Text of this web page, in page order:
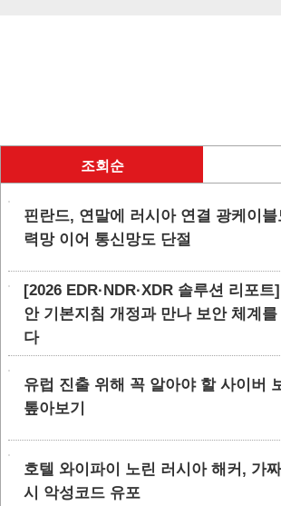
조회순
핀란드, 연말에 러시아 연결 광케이
력망 이어 통신망도 단절
[2026 EDR·NDR·XDR 솔루션 리포
안 기본지침 개정과 만나 보안 체계
다
유럽 진출 위해 꼭 알아야 할 사이버
톺아보기
호텔 와이파이 노린 러시아 해커, 가
시 악성코드 유포